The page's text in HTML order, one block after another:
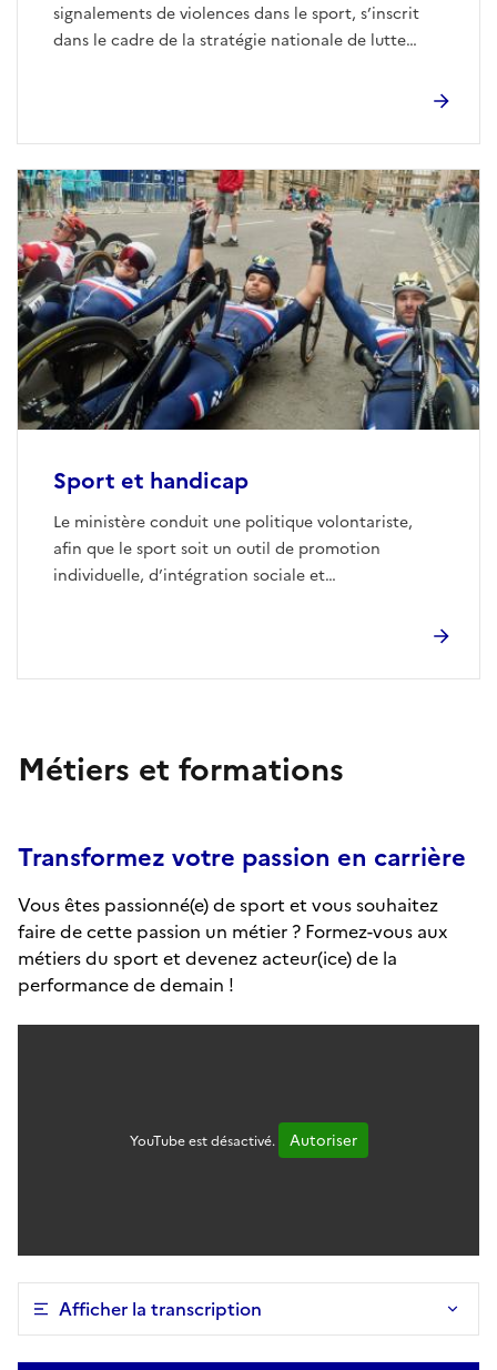
signalements de violences dans le sport, s’inscrit
dans le cadre de la stratégie nationale de lutte
Sport et handicap
Le ministère conduit une politique volontariste,
afin que le sport soit un outil de promotion
individuelle, d’intégration sociale et
Métiers et formations
Transformez votre passion en carrière
Vous êtes passionné(e) de sport et vous souhaitez
faire de cette passion un métier ? Formez-vous aux
métiers du sport et devenez acteur(ice) de la
performance de demain !
YouTube est désactivé. Autoriser
Afficher la transcription